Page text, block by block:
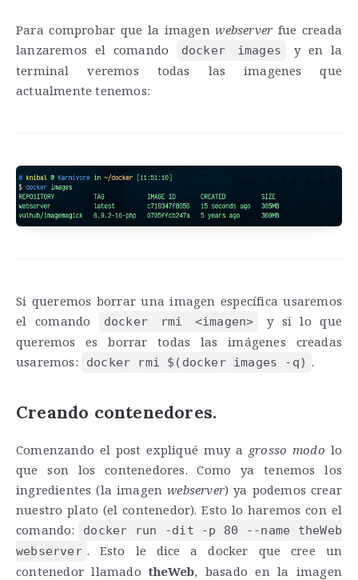
Para comprobar que la imagenwebserver fue creada
lanzaremos el comando
docker images
y en la
terminal veremos todas las imagenes que
actualmente tenemos:
Si queremos borrar una imagen específica usaremos
el comando
docker rmi <imagen>
y si lo que
queremos es borrar todas las imágenes creadas
usaremos:
docker rmi $(docker images -q) .
Creando contenedores.
Comenzando el post expliqué muy a grosso modo lo
que son los contenedores. Como ya tenemos los
ingredientes (la imagenwebserver) ya podemos crear
nuestro plato (el contenedor). Esto lo haremos con el
comando:
docker run -dit -p 80 --name theWeb
webserver . Esto le dice a docker que cree un
contenedor llamadotheWeb, basado en la imagen